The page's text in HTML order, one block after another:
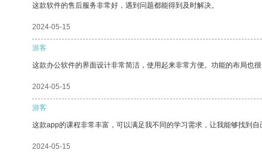
这款软件的售后服务非常好，遇到问题都能得到及时解决。
2024-05-15
游客
这款办公软件的界面设计非常简洁，使用起来非常方便。功能的布局也很
2024-05-15
游客
这款app的课程非常丰富，可以满足我不同的学习需求，让我能够找到自
2024-05-15